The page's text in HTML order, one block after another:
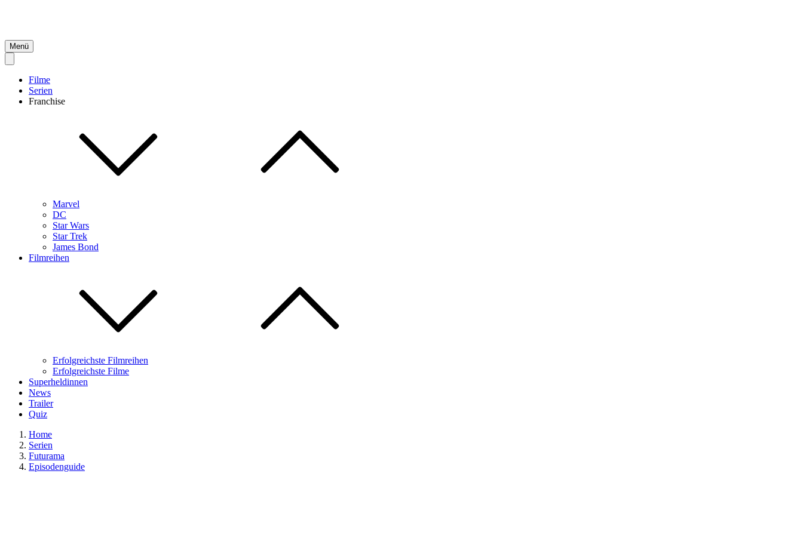
Menü
Filme
Serien
Franchise
Marvel
DC
Star Wars
Star Trek
James Bond
Filmreihen
Erfolgreichste Filmreihen
Erfolgreichste Filme
Superheldinnen
News
Trailer
Quiz
Home
Serien
Futurama
Episodenguide